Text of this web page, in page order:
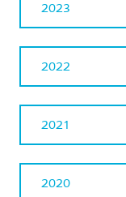
2023
2022
2021
2020